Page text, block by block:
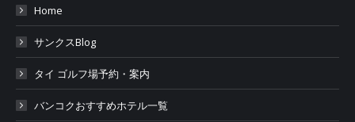
Home
サンクスBlog
タイ ゴルフ場予約・案内
バンコクおすすめホテル一覧